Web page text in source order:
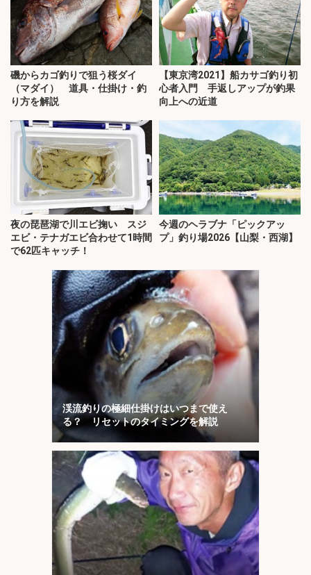
磯からカゴ釣りで狙う桜ダイ
（マダイ） 道具・仕掛け・釣
り方を解説
【東京湾2021】船カサゴ釣り初
心者入門 手返しアップが釣果
向上への近道
夜の琵琶湖で川エビ掬い スジ
エビ・テナガエビ合わせて1時間
で62匹キャッチ！
今週のヘラブナ「ピックアッ
プ」釣り場2026【山梨・西湖】
渓流釣りの極細仕掛けはいつまで使え
る？ リセットのタイミングを解説